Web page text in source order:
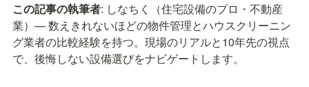
この記事の執筆者: しなちく（住宅設備のプロ・不動産
業）— 数えきれないほどの物件管理とハウスクリーニン
グ業者の比較経験を持つ。現場のリアルと10年先の視点
で、後悔しない設備選びをナビゲートします。